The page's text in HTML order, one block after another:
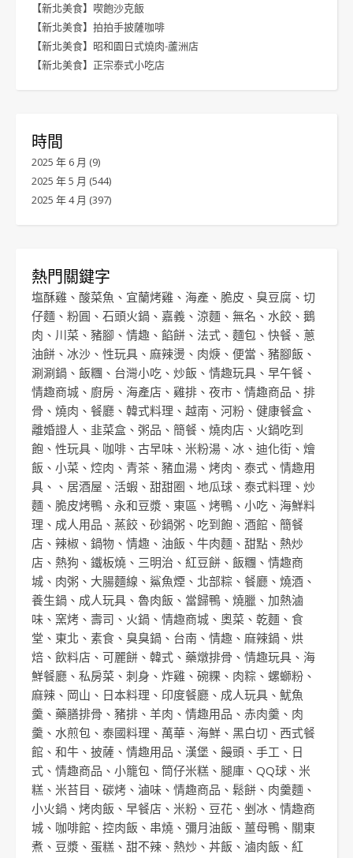
【新北美食】喫飽沙克飯
【新北美食】拍拍手披薩咖啡
【新北美食】昭和園日式燒肉-蘆洲店
【新北美食】正宗泰式小吃店
時間
2025 年 6 月 (9)
2025 年 5 月 (544)
2025 年 4 月 (397)
熱門關鍵字
塩酥雞 、 酸菜魚 、 宜蘭烤雞 、 海產 、 脆皮 、 臭豆腐 、 切
仔麵 、 粉圓 、 石頭火鍋 、 嘉義 、 涼麵 、 無名 、 水餃 、 鵝
肉 、 川菜 、 豬腳 、 情趣 、 餡餅 、 法式 、 麵包 、 快餐 、 蔥
油餅 、 冰沙 、 性玩具 、 麻辣燙 、 肉焿 、 便當 、 豬腳飯 、
涮涮鍋 、 飯糰 、 台灣小吃 、 炒飯 、 情趣玩具 、 早午餐 、
情趣商城 、 廚房 、 海產店 、 雞排 、 夜市 、 情趣商品 、 排
骨 、 燒肉 、 餐廳 、 韓式料理 、 越南 、 河粉 、 健康餐盒 、
離婚證人 、 韭菜盒 、 粥品 、 簡餐 、 燒肉店 、 火鍋吃到
飽 、 性玩具 、 咖啡 、 古早味 、 米粉湯 、 冰 、 迪化街 、 燴
飯 、 小菜 、 焢肉 、 青茶 、 豬血湯 、 烤肉 、 泰式 、 情趣用
具 、、 居酒屋 、 活蝦 、 甜甜圈 、 地瓜球 、 泰式料理 、 炒
麵 、 脆皮烤鴨 、 永和豆漿 、 東區 、 烤鴨 、 小吃 、 海鮮料
理 、 成人用品 、 蒸餃 、 砂鍋粥 、 吃到飽 、 酒館 、 簡餐
店 、 辣椒 、 鍋物 、 情趣 、 油飯 、 牛肉麵 、 甜點 、 熱炒
店 、 熱狗 、 鐵板燒 、 三明治 、 紅豆餅 、 飯糰 、 情趣商
城 、 肉粥 、 大腸麵線 、 鯊魚煙 、 北部粽 、 餐廳 、 燒酒 、
養生鍋 、 成人玩具 、 魯肉飯 、 當歸鴨 、 燒臘 、 加熱滷
味 、 窯烤 、 壽司 、 火鍋 、 情趣商城 、 奧菜 、 乾麵 、 食
堂 、 東北 、 素食 、 臭臭鍋 、 台南 、 情趣 、 麻辣鍋 、 烘
焙 、 飲料店 、 可麗餅 、 韓式 、 藥燉排骨 、 情趣玩具 、 海
鮮餐廳 、 私房菜 、 刺身 、 炸雞 、 碗粿 、 肉粽 、 螺螄粉 、
麻辣 、 岡山 、 日本料理 、 印度餐廳 、 成人玩具 、 魷魚
羹 、 藥膳排骨 、 豬排 、 羊肉 、 情趣用品 、 赤肉羹 、 肉
羹 、 水煎包 、 泰國料理 、 萬華 、 海鮮 、 黑白切 、 西式餐
館 、 和牛 、 披薩 、 情趣用品 、 漢堡 、 饅頭 、 手工 、 日
式 、 情趣商品 、 小籠包 、 筒仔米糕 、 腿庫 、 QQ球 、 米
糕 、 米苔目 、 碳烤 、 滷味 、 情趣商品 、 鬆餅 、 肉羹麵 、
小火鍋 、 烤肉飯 、 早餐店 、 米粉 、 豆花 、 剉冰 、 情趣商
城 、 咖啡館 、 控肉飯 、 串燒 、 彌月油飯 、 薑母鴨 、 關東
煮 、 豆漿 、 蛋糕 、 甜不辣 、 熱炒 、 丼飯 、 滷肉飯 、 紅